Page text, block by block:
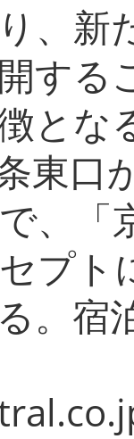
、新
する
とな
東口
、「
プト
。宿